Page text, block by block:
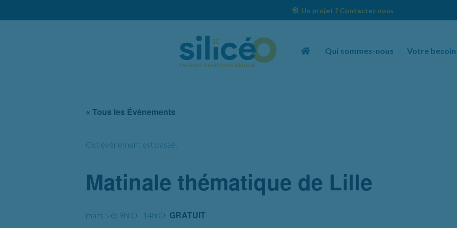
Un projet ? Contactez nous
Qui sommes-nous Votre besoin
« Tous les Évènements
Cet évènement est passé.
Matinale thématique de Lille
mars 5 @ 9h00 - 14h00 GRATUIT